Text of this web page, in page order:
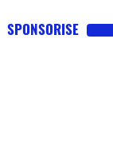
SPONSORISE